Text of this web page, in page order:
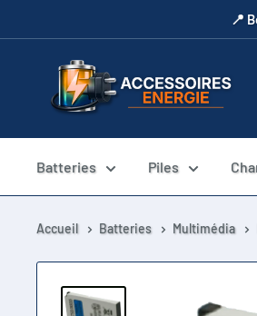
au
​📍​
Accessoires
Energie
Batteries Piles
Accueil Batteries Multimédia